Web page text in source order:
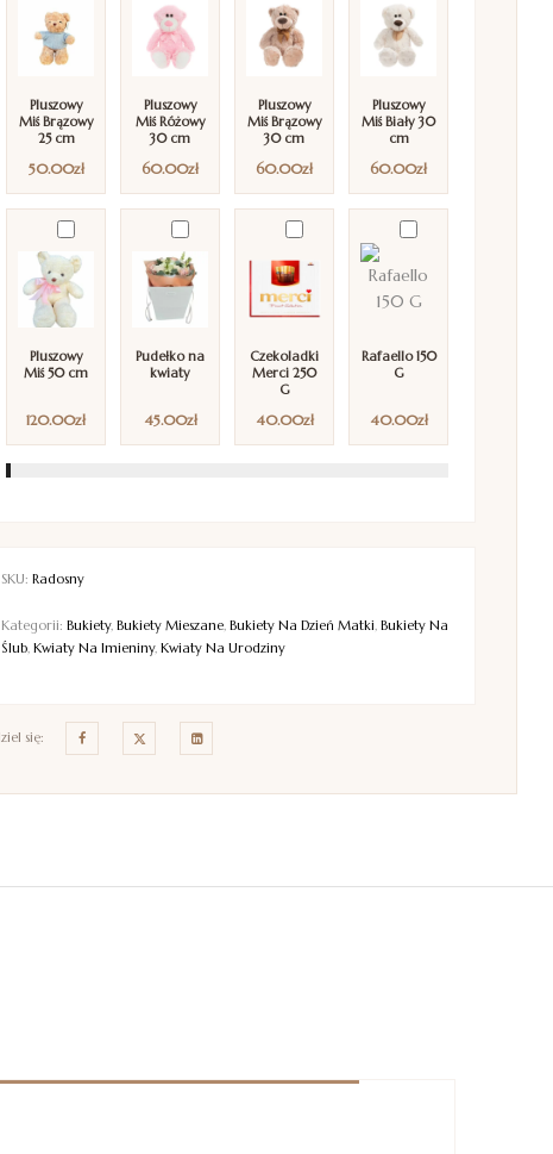
Pluszowy
Miś Brązowy
25 cm
50.00zł
Pluszowy
Miś Różowy
30 cm
60.00zł
Pluszowy
Miś Brązowy
30 cm
60.00zł
Pluszowy
Miś Biały 30
cm
60.00zł
Pluszowy
Miś 50 cm
120.00zł
Pudełko na
kwiaty
45.00zł
Czekoladki
Merci 250
G
40.00zł
Rafaello 150
G
40.00zł
SKU:Radosny
Kategorii:Bukiety,Bukiety Mieszane,Bukiety Na Dzień Matki,Bukiety Na
Ślub,Kwiaty Na Imieniny,Kwiaty Na Urodziny
się: